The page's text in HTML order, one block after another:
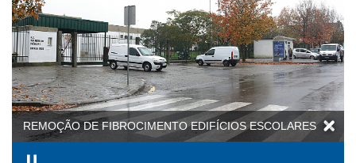
REMOÇÃO DE FIBROCIMENTO EDIFÍCIOS ESCOLARES